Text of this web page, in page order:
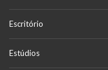
Escritório
Estúdios